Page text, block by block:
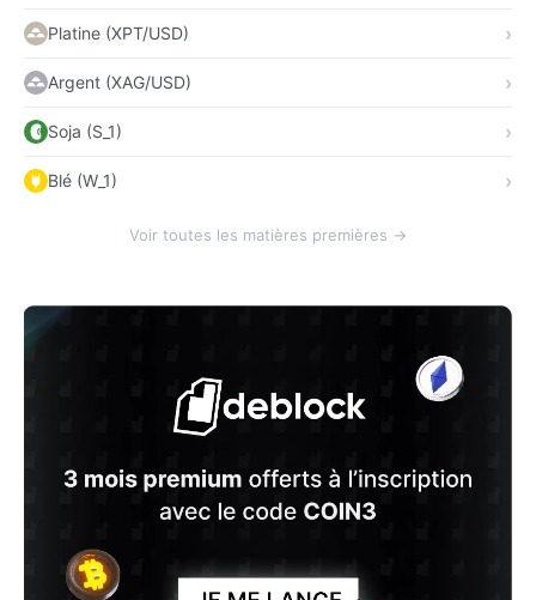
Platine (XPT/USD)
Argent (XAG/USD)
Soja (S_1)
Blé (W_1)
Voir toutes les matières premières →